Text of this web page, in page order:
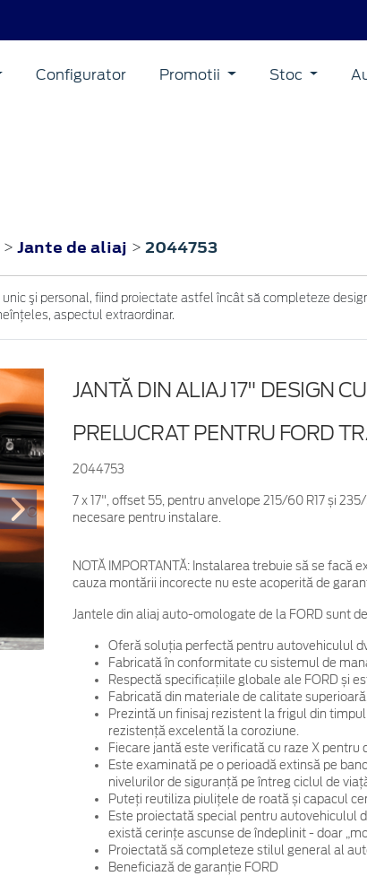
Configurator Promotii Stoc
> Jante de aliaj > 2044753
şi personal, fiind proiectate astfel încât să completeze
aspectul extraordinar.
JANTĂ DIN ALIAJ 17" DESIGN
PRELUCRAT PENTRU FORD
2044753
7 x 17", offset 55, pentru anvelope 215/60 R17 și
necesare pentru instalare.
NOTĂ IMPORTANTĂ:Instalarea trebuie să se facă
cauza montării incorecte nu este acoperită de
Jantele din aliaj auto-omologate de la FORD sunt
Oferă soluția perfectă pentru autovehiculul
Fabricată în conformitate cu sistemul de
Respectă specificațiile globale ale FORD și
Fabricată din materiale de calitate
Prezintă un finisaj rezistent la frigul din
rezistență excelentă la coroziune.
Fiecare jantă este verificată cu raze X
Este examinată pe o perioadă extinsă pe
nivelurilor de siguranță pe întreg ciclul de
Puteți reutiliza piulițele de roată și capacul
Este proiectată special pentru autovehiculul
există cerințe ascunse de îndeplinit - doar
Proiectată să completeze stilul general al
Beneficiază de garanție FORD